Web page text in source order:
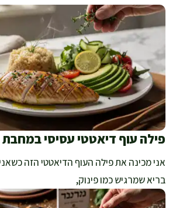
פילה עוף דיאטטי עסיסי במחבת
אני מכינה את פילה העוף הדיאטטי הזה
בריא שמרגיש כמו פינוק,